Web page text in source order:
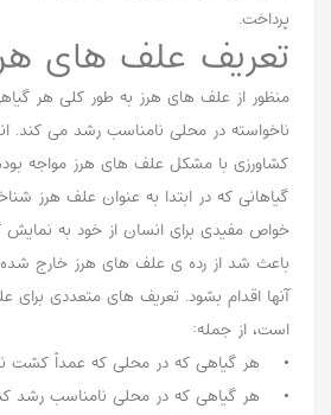
پرداخت.
تعریف علف های
منظور از علف های هرز به طور کلی هر
ناخواسته در محلی نامناسب رشد می کند.
کشاورزی با مشکل علف های هرز مواجه بوده
گیاهانی که در ابتدا به عنوان علف هرز
خواص مفیدی برای انسان از خود به
باعث شد از رده ی علف های هرز خارج
آنها اقدام بشود. تعریف های متعددی برای
است، از جمله:
• هر گیاهی که در محلی که عمداً کشت
• هر گیاهی که در محلی نامناسب رشد